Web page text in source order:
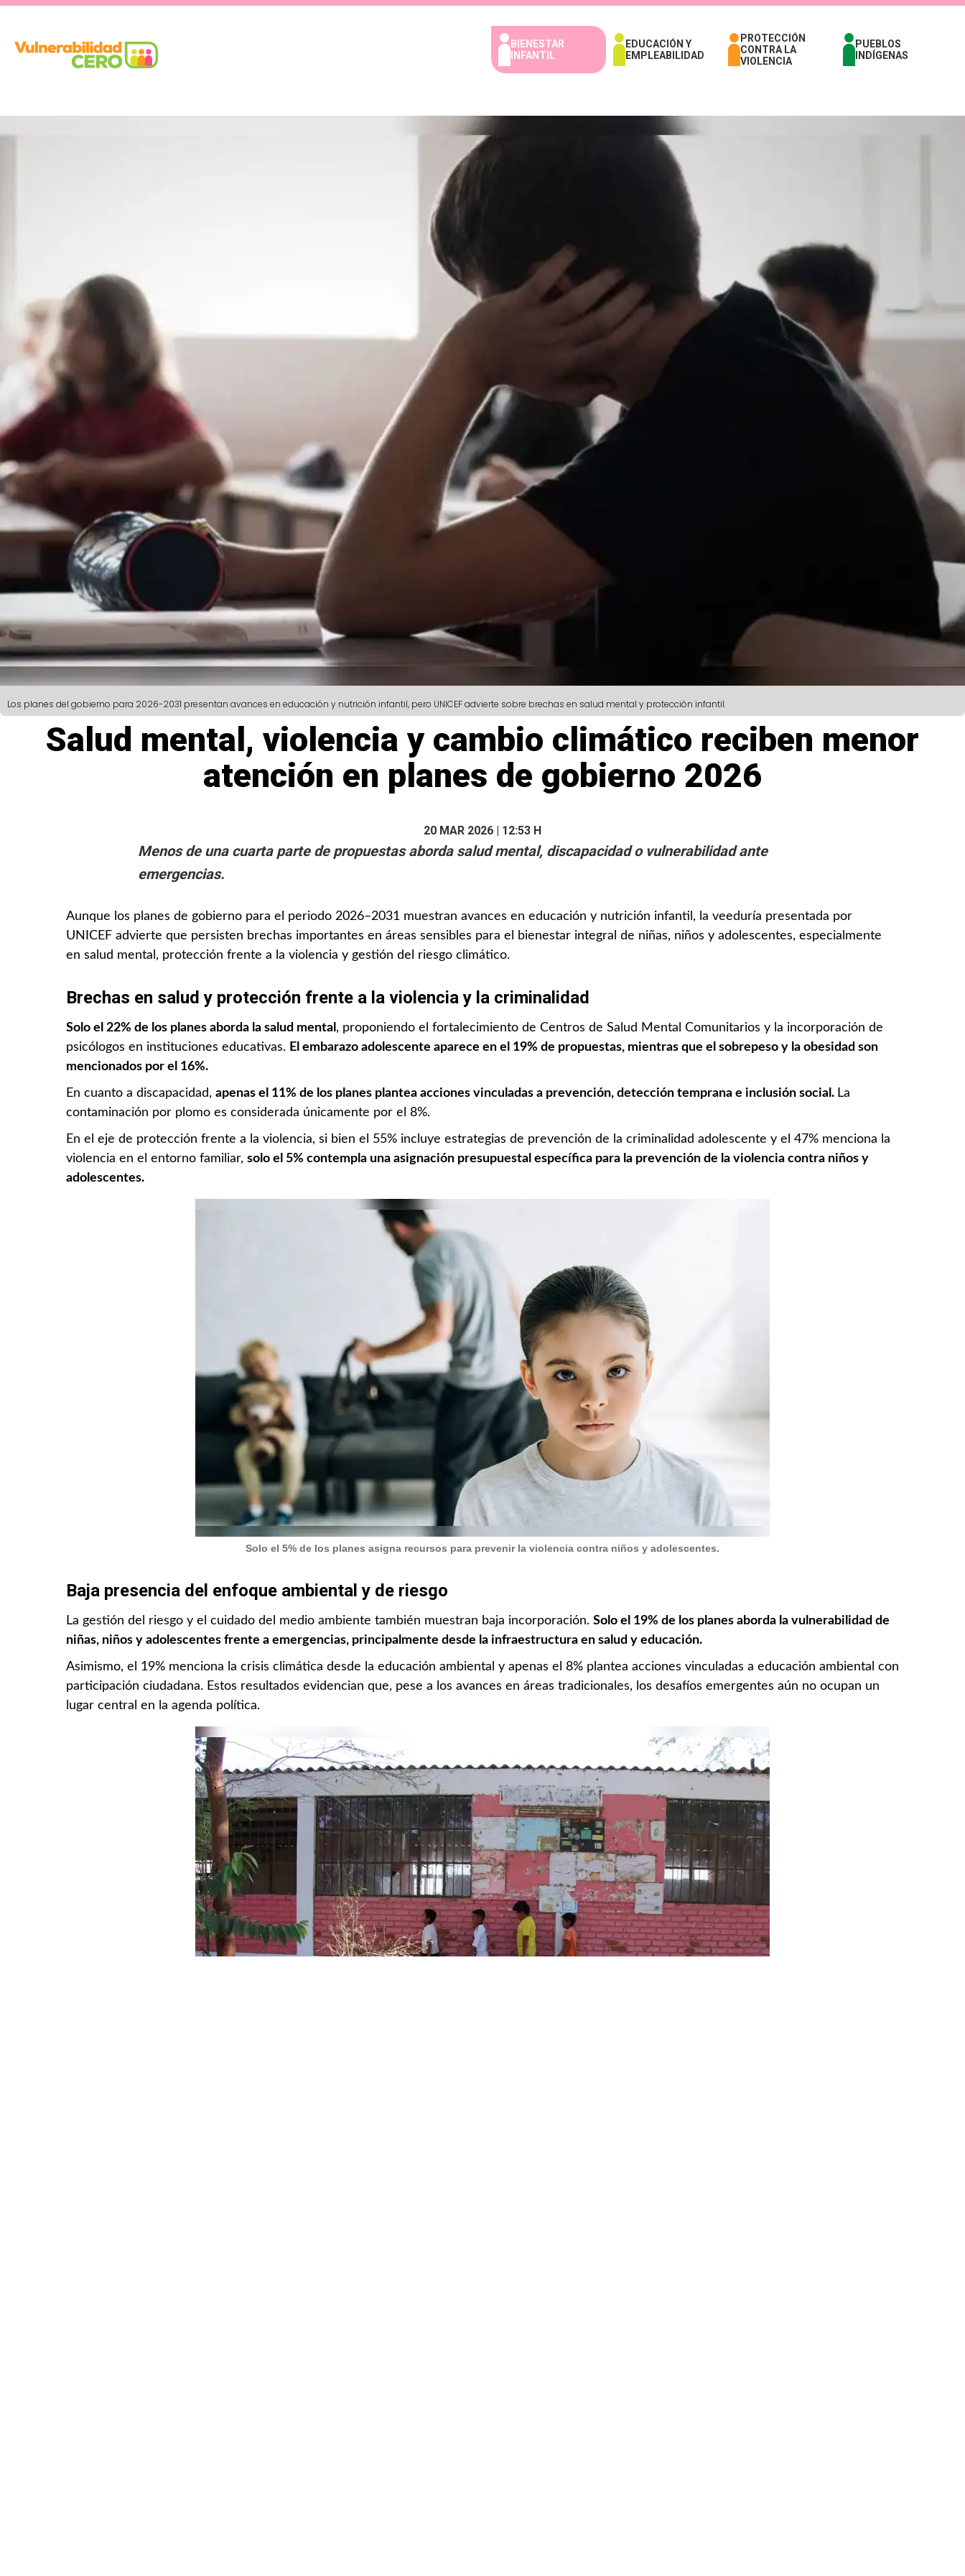
BIENESTAR
INFANTIL
EDUCACIÓN Y
EMPLEABILIDAD
PROTECCIÓN
CONTRA LA
VIOLENCIA
PUEBLOS
INDÍGENAS
Los planes del gobierno para 2026-2031 presentan avances en educación y nutrición infantil, pero UNICEF advierte sobre brechas en salud mental y protección infantil.
Salud mental, violencia y cambio climático reciben menor
atención en planes de gobierno 2026
20 MAR 2026 | 12:53 H
Menos de una cuarta parte de propuestas aborda salud mental, discapacidad o vulnerabilidad ante
emergencias.
Aunque los planes de gobierno para el periodo 2026–2031 muestran avances en educación y nutrición infantil, la veeduría presentada por
UNICEF advierte que persisten brechas importantes en áreas sensibles para el bienestar integral de niñas, niños y adolescentes, especialmente
en salud mental, protección frente a la violencia y gestión del riesgo climático.
Brechas en salud y protección frente a la violencia y la criminalidad
Solo el 22% de los planes aborda la salud mental , proponiendo el fortalecimiento de Centros de Salud Mental Comunitarios y la incorporación de
psicólogos en instituciones educativas. El embarazo adolescente aparece en el 19% de propuestas, mientras que el sobrepeso y la obesidad son
mencionados por el 16%.
En cuanto a discapacidad, apenas el 11% de los planes plantea acciones vinculadas a prevención, detección temprana e inclusión social. La
contaminación por plomo es considerada únicamente por el 8%.
En el eje de protección frente a la violencia, si bien el 55% incluye estrategias de prevención de la criminalidad adolescente y el 47% menciona la
violencia en el entorno familiar, solo el 5% contempla una asignación presupuestal específica para la prevención de la violencia contra niños y
adolescentes.
Solo el 5% de los planes asigna recursos para prevenir la violencia contra niños y adolescentes.
Baja presencia del enfoque ambiental y de riesgo
La gestión del riesgo y el cuidado del medio ambiente también muestran baja incorporación. Solo el 19% de los planes aborda la vulnerabilidad de
niñas, niños y adolescentes frente a emergencias, principalmente desde la infraestructura en salud y educación.
Asimismo, el 19% menciona la crisis climática desde la educación ambiental y apenas el 8% plantea acciones vinculadas a educación ambiental con
participación ciudadana. Estos resultados evidencian que, pese a los avances en áreas tradicionales, los desafíos emergentes aún no ocupan un
lugar central en la agenda política.